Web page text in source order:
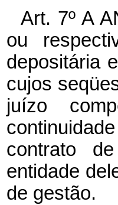
Art. 7º A
ou
depositária
cujos
juízo
contrato
entidade
de gestão.